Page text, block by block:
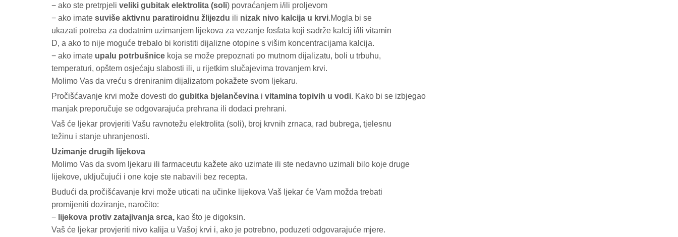
− ako ste pretrpjeli veliki gubitak elektrolita (soli) povraćanjem i/ili proljevom
− ako imate suviše aktivnu paratiroidnu žlijezdu ili nizak nivo kalcija u krvi.Mogla bi se
ukazati potreba za dodatnim uzimanjem lijekova za vezanje fosfata koji sadrže kalcij i/ili vitamin
D, a ako to nije moguće trebalo bi koristiti dijalizne otopine s višim koncentracijama kalcija.
− ako imate upalu potrbušnice koja se može prepoznati po mutnom dijalizatu, boli u trbuhu,
temperaturi, opštem osjećaju slabosti ili, u rijetkim slučajevima trovanjem krvi.
Molimo Vas da vreću s dreniranim dijalizatom pokažete svom ljekaru.
Pročišćavanje krvi može dovesti do gubitka bjelančevina i vitamina topivih u vodi. Kako bi se izbjegao
manjak preporučuje se odgovarajuća prehrana ili dodaci prehrani.
Vaš će ljekar provjeriti Vašu ravnotežu elektrolita (soli), broj krvnih zrnaca, rad bubrega, tjelesnu
težinu i stanje uhranjenosti.
Uzimanje drugih lijekova
Molimo Vas da svom ljekaru ili farmaceutu kažete ako uzimate ili ste nedavno uzimali bilo koje druge
lijekove, uključujući i one koje ste nabavili bez recepta.
Budući da pročišćavanje krvi može uticati na učinke lijekova Vaš ljekar će Vam možda trebati
promijeniti doziranje, naročito:
− lijekova protiv zatajivanja srca, kao što je digoksin.
Vaš će ljekar provjeriti nivo kalija u Vašoj krvi i, ako je potrebno, poduzeti odgovarajuće mjere.